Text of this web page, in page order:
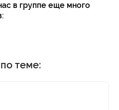
в группе еще много
теме: